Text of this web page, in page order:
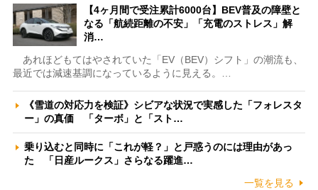
【4ヶ月間で受注累計6000台】BEV普及の障壁と
なる「航続距離の不安」「充電のストレス」解
消…
あれほどもてはやされていた「EV（BEV）シフト」の潮流も、
最近では減速基調になっているように見える。…
《雪道の対応力を検証》シビアな状況で実感した「フォレスタ
ー」の真価 「ターボ」と「スト…
乗り込むと同時に「これが軽？」と戸惑うのには理由があっ
た 「日産ルークス」さらなる躍進…
一覧を見る